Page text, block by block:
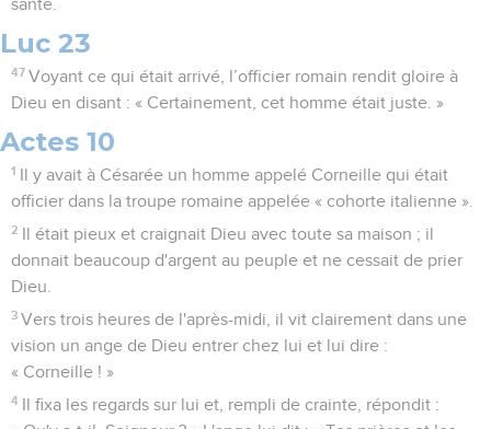
santé.
Luc 23
47 Voyant ce qui était arrivé, l’officier romain rendit gloire à
Dieu en disant : « Certainement, cet homme était juste. »
Actes 10
1
Il y avait à Césarée un homme appelé Corneille qui était
officier dans la troupe romaine appelée « cohorte italienne ».
2
Il était pieux et craignait Dieu avec toute sa maison ; il
donnait beaucoup d'argent au peuple et ne cessait de prier
Dieu.
3 Vers trois heures de l'après-midi, il vit clairement dans une
vision un ange de Dieu entrer chez lui et lui dire :
« Corneille ! »
4
Il fixa les regards sur lui et, rempli de crainte, répondit :